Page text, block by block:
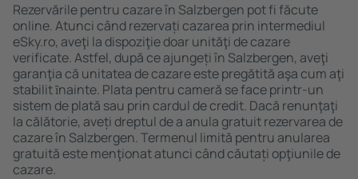
Rezervările pentru cazare în Salzbergen pot fi făcute
online. Atunci când rezervați cazarea prin intermediul
eSky.ro, aveţi la dispoziţie doar unităţi de cazare
verificate. Astfel, după ce ajungeți în Salzbergen, aveţi
garanţia că unitatea de cazare este pregătită aşa cum aţi
stabilit ȋnainte. Plata pentru cameră se face printr-un
sistem de plată sau prin cardul de credit. Dacă renunţaţi
la călătorie, aveți dreptul de a anula gratuit rezervarea de
cazare în Salzbergen. Termenul limită pentru anularea
gratuită este menţionat atunci când căutați opţiunile de
cazare.